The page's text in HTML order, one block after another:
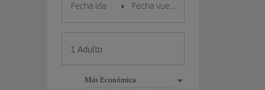
Más Económica